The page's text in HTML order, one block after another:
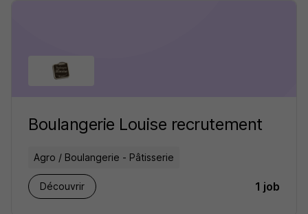
Boulangerie Louise recrutement
Agro / Boulangerie - Pâtisserie
Découvrir 1 job